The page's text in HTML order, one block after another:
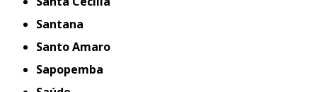
Santana
Santo Amaro
Sapopemba